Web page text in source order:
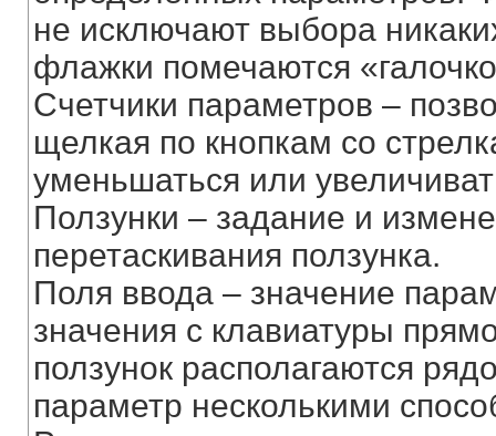
не исключают выбора
флажки помечаются
Счетчики параметров –
щелкая по кнопкам со
уменьшаться или
Ползунки – задание и
перетаскивания ползунка.
Поля ввода – значение
значения с клавиатуры
ползунок располагаются
параметр несколькими